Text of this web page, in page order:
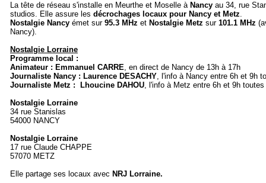
La tête de réseau s'installe en Meurthe et Moselle àNancy au 34, rue
studios. Elle assure les décrochages locaux pour Nancy et Metz.
Nostalgie Nancy émet sur 95.3 MHz et Nostalgie Metz sur101.1 MHz
Nancy).
Nostalgie Lorraine
Programme local :
Animateur : Emmanuel CARRE, en direct de Nancy de 13h à 17h
Journaliste Nancy : Laurence DESACHY, l'info à Nancy entre 6h et 9h
Journaliste Metz :
Lhoucine DAHOU, l'info à Metz entre 6h et 9h
Nostalgie Lorraine
34 rue Stanislas
54000 NANCY
Nostalgie Lorraine
17 rue Claude CHAPPE
57070 METZ
Elle partage ses locaux avec NRJ Lorraine.